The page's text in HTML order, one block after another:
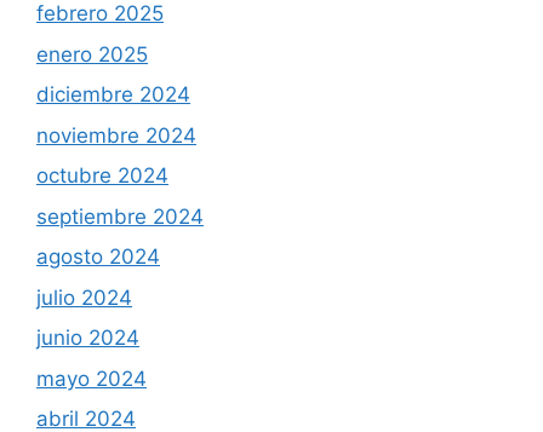
febrero 2025
enero 2025
diciembre 2024
noviembre 2024
octubre 2024
septiembre 2024
agosto 2024
julio 2024
junio 2024
mayo 2024
abril 2024